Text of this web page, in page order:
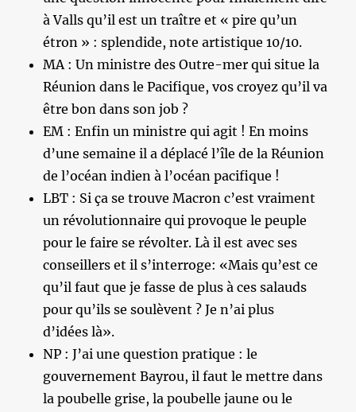
à Valls qu’il est un traître et « pire qu’un
étron » : splendide, note artistique 10/10.
MA : Un ministre des Outre-mer qui situe la
Réunion dans le Pacifique, vos croyez qu’il va
être bon dans son job ?
EM : Enfin un ministre qui agit ! En moins
d’une semaine il a déplacé l’île de la Réunion
de l’océan indien à l’océan pacifique !
LBT : Si ça se trouve Macron c’est vraiment
un révolutionnaire qui provoque le peuple
pour le faire se révolter. Là il est avec ses
conseillers et il s’interroge: «Mais qu’est ce
qu’il faut que je fasse de plus à ces salauds
pour qu’ils se soulèvent ? Je n’ai plus
d’idées là».
NP : J’ai une question pratique : le
gouvernement Bayrou, il faut le mettre dans
la poubelle grise, la poubelle jaune ou le